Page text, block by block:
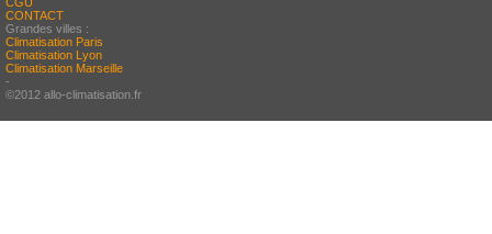
CONTACT
Grandes villes :
Climatisation Paris
Climatisation Lyon
Climatisation Marseille
-
©2012 allo-climatisation.fr